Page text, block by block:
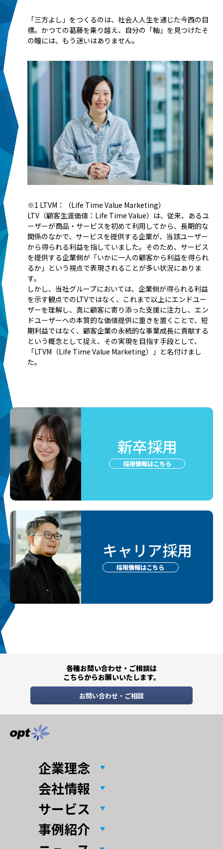
「三方よし」をつくるのは、社会人人生を通じた今西の目
標。かつての葛藤を乗り越え、自分の「軸」を見つけたそ
の瞳には、もう迷いはありません。
※1 LTVM：（Life Time Value Marketing）
LTV（顧客生涯価値：Life Time Value）は、従来、あるユ
ーザーが商品・サービスを初めて利用してから、長期的な
関係のなかで、サービスを提供する企業が、当該ユーザー
から得られる利益を指していました。そのため、サービス
を提供する企業側が「いかに一人の顧客から利益を得られ
るか」という視点で表現されることが多い状況にありま
す。
しかし、当社グループにおいては、企業側が得られる利益
を示す観点でのLTVではなく、これまで以上にエンドユー
ザーを理解し、真に顧客に寄り添った支援に注力し、エン
ドユーザーへの本質的な価値提供に重きを置くことで、短
期利益ではなく、顧客企業の永続的な事業成長に貢献する
という概念として捉え、その実現を目指す手段として、
「LTVM（Life Time Value Marketing）」と名付けまし
た。
新卒採用
採用情報はこちら
キャリア採用
採用情報はこちら
各種お問い合わせ・ご相談は
こちらからお願いいたします。
お問い合わせ・ご相談
企業理念
会社情報
サービス
事例紹介